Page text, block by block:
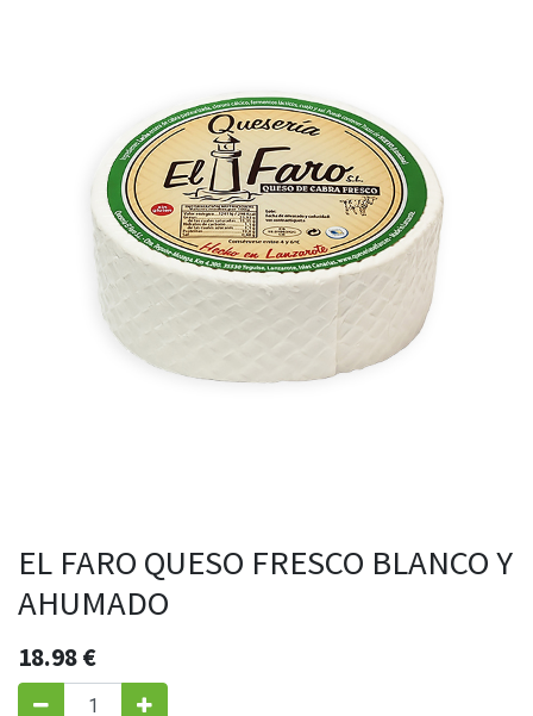
EL FARO QUESO FRESCO BLANCO Y
AHUMADO
18.98€